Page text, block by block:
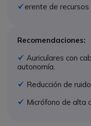
Icono G
erente de recursos
Recomendaciones:
Icono
Auriculares con
autonomía.
Icono
Reducción de
Icono
Micrófono de alta